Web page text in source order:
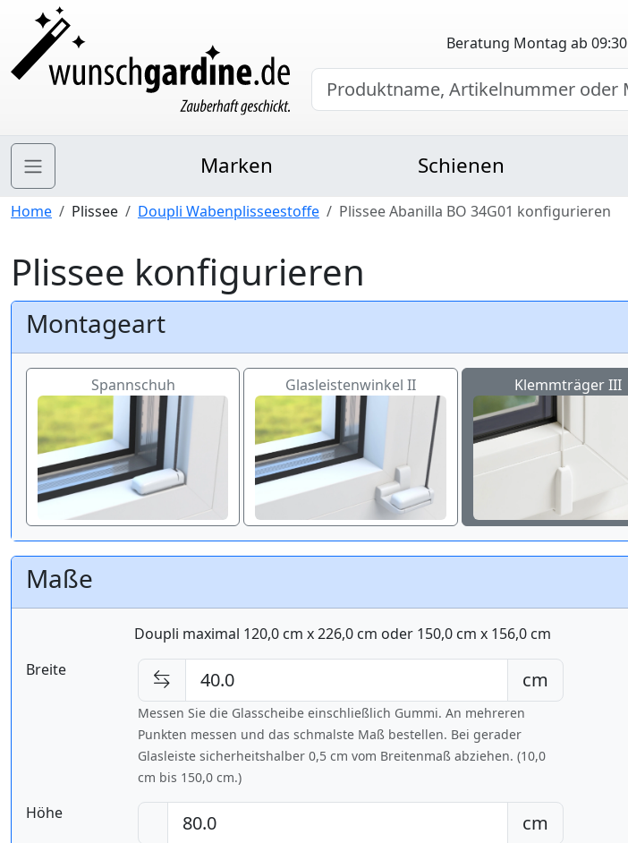
Beratung Montag ab 09:30
Marken Schienen
Home Plissee Doupli Wabenplisseestoffe Plissee Abanilla BO 34G01 konfigurieren
Plissee konfigurieren
Montageart
Spannschuh Glasleistenwinkel II Klemmträger III
Maße
Doupli maximal 120,0 cm x 226,0 cm oder 150,0 cm x 156,0 cm
Breite
cm
Messen Sie die Glasscheibe einschließlich Gummi. An mehreren
Punkten messen und das schmalste Maß bestellen. Bei gerader
Glasleiste sicherheitshalber 0,5 cm vom Breitenmaß abziehen. (10,0
cm bis 150,0 cm.)
Höhe cm